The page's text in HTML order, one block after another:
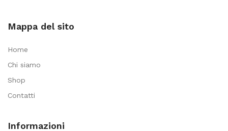
Mappa del sito
Home
Chi siamo
Shop
Contatti
Informazioni